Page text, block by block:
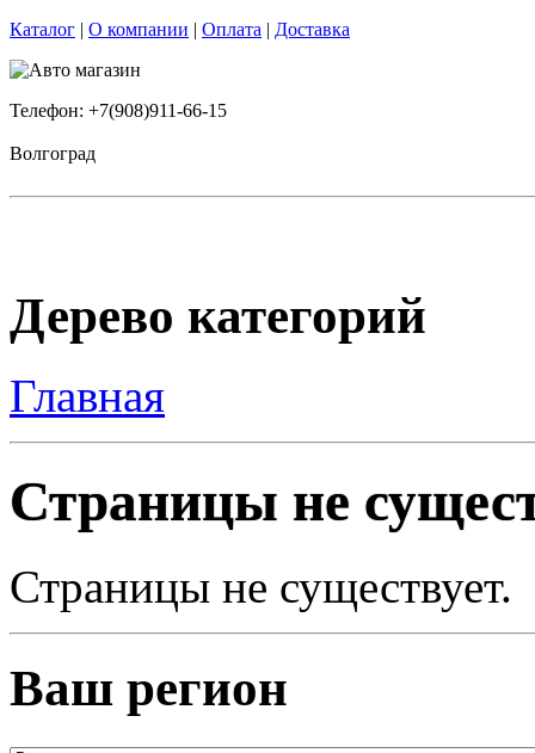
Каталог | О компании | Оплата | Доставка
Телефон: +7(908)911-66-15
Волгоград
Дерево категорий
Главная
Страницы не
Страницы не существует.
Ваш регион